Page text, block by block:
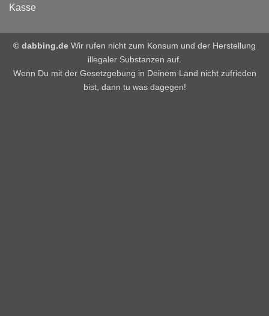
Kasse
© dabbing.de Wir rufen nicht zum Konsum und der Herstellung
illegaler Substanzen auf.
Wenn Du mit der Gesetzgebung in Deinem Land nicht zufrieden
bist, dann tu was dagegen!